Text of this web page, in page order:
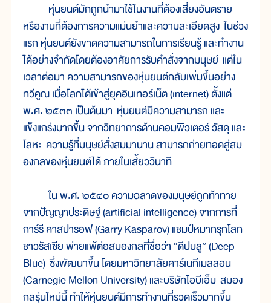
หุ่นยนต์มักถูกนำมาใช้ในงานที่ต้องเสี่ยงอันตราย
หรืองานที่ต้องการความแม่นยำและความละเอียดสูง ในช่วง
แรก หุ่นยนต์ยังขาดความสามารถในการเรียนรู้ และทำงาน
ได้อย่างจำกัดโดยต้องอาศัยการรับคำสั่งจากมนุษย์ แต่ใน
เวลาต่อมา ความสามารถของหุ่นยนต์กลับเพิ่มขึ้นอย่าง
ทวีคูณ เมื่อโลกได้เข้าสู่ยุคอินเทอร์เน็ต (internet) ตั้งแต่
พ.ศ. ๒๕๓๓ เป็นต้นมา หุ่นยนต์มีความสามารถ และ
แข็งแกร่งมากขึ้น จากวิทยาการด้านคอมพิวเตอร์ วัสดุ และ
โลหะ ความรู้ที่มนุษย์สั่งสมมานาน สามารถถ่ายทอดสู่สม
องกลของหุ่นยนต์ได้ ภายในเสี้ยววินาที
ใน พ.ศ. ๒๕๔๐ ความฉลาดของมนุษย์ถูกท้าทาย
จากปัญญาประดิษฐ์ (artificial intelligence) จากการที่
การ์รี คาสปารอฟ (Garry Kasparov) แชมป์หมากรุกโลก
ชาวรัสเซีย พ่ายแพ้ต่อสมองกลที่ชื่อว่า “ดีปบลู” (Deep
Blue) ซึ่งพัฒนาขึ้น โดยมหาวิทยาลัยคาร์เนกีเมลลอน
(Carnegie Mellon University) และบริษัทไอบีเอ็ม สมอง
กลรุ่นใหม่นี้ ทำให้หุ่นยนต์มีการทำงานที่รวดเร็วมากขึ้น